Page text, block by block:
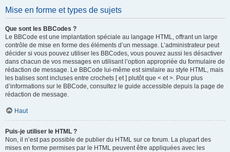
Mise en forme et types de sujets
Que sont les BBCodes ?
Le BBCode est une implantation spéciale au langage HTML, offrant un large
contrôle de mise en forme des éléments d’un message. L’administrateur peut
décider si vous pouvez utiliser les BBCodes, vous pouvez aussi les désactiver
dans chacun de vos messages en utilisant l’option appropriée du formulaire de
rédaction de message. Le BBCode lui-même est similaire au style HTML, mais
les balises sont incluses entre crochets [ et ] plutôt que < et >. Pour plus
d’informations sur le BBCode, consultez le guide accessible depuis la page de
rédaction de message.
Haut
Puis-je utiliser le HTML ?
Non, il n’est pas possible de publier du HTML sur ce forum. La plupart des
mises en forme permises par le HTML peuvent être appliquées avec les